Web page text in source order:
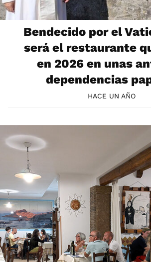
Bendecido por el
será el restaurante
en 2026 en unas
dependencias
HACE UN AÑO